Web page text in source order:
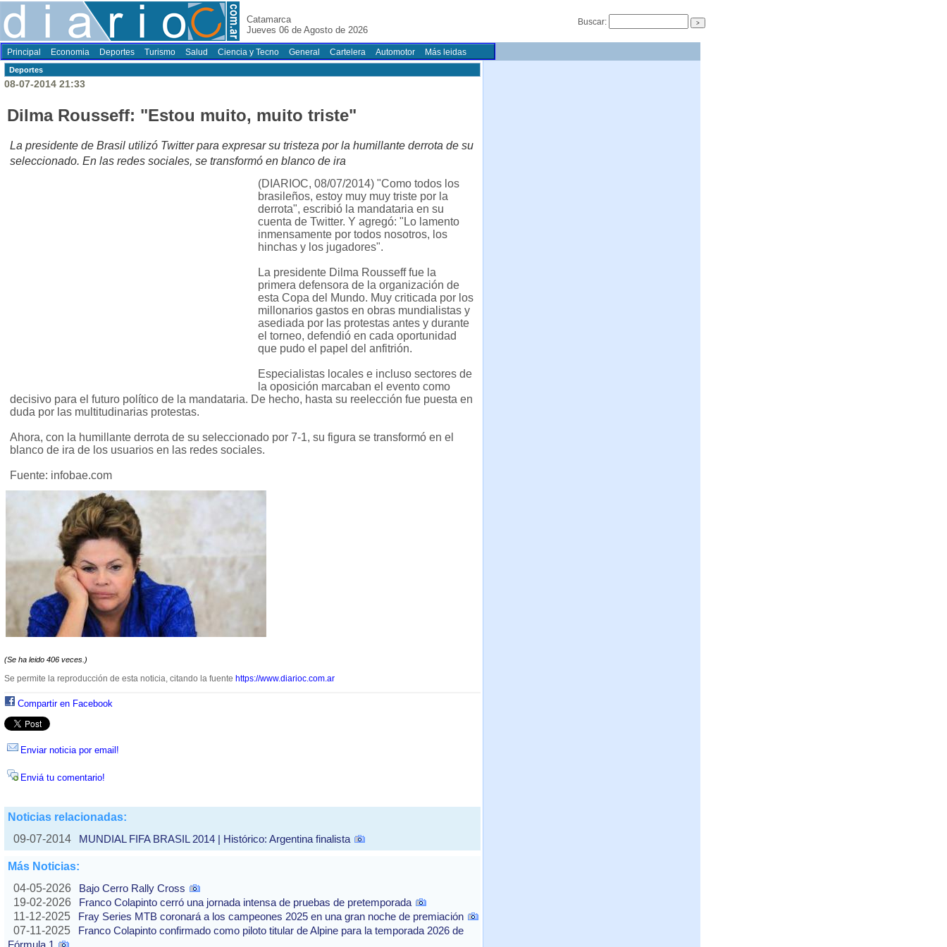
Catamarca
Jueves 06 de Agosto de 2026
Buscar:
Principal Economia Deportes Turismo Salud Ciencia y Tecno General Cartelera Automotor Más leidas
Deportes
08-07-2014 21:33
Dilma Rousseff: "Estou muito, muito triste"
La presidente de Brasil utilizó Twitter para expresar su tristeza por la humillante derrota de su
seleccionado. En las redes sociales, se transformó en blanco de ira
(DIARIOC, 08/07/2014) "Como todos los
brasileños, estoy muy muy triste por la
derrota", escribió la mandataria en su
cuenta de Twitter. Y agregó: "Lo lamento
inmensamente por todos nosotros, los
hinchas y los jugadores".
La presidente Dilma Rousseff fue la
primera defensora de la organización de
esta Copa del Mundo. Muy criticada por los
millonarios gastos en obras mundialistas y
asediada por las protestas antes y durante
el torneo, defendió en cada oportunidad
que pudo el papel del anfitrión.
Especialistas locales e incluso sectores de
la oposición marcaban el evento como
decisivo para el futuro político de la mandataria. De hecho, hasta su reelección fue puesta en
duda por las multitudinarias protestas.
Ahora, con la humillante derrota de su seleccionado por 7-1, su figura se transformó en el
blanco de ira de los usuarios en las redes sociales.
Fuente: infobae.com
(Se ha leido 406 veces.)
Se permite la reproducción de esta noticia, citando la fuente https://www.diarioc.com.ar
Compartir en Facebook
Enviar noticia por email!
Enviá tu comentario!
Noticias relacionadas:
09-07-2014
MUNDIAL FIFA BRASIL 2014 | Histórico: Argentina finalista
Más Noticias:
04-05-2026
Bajo Cerro Rally Cross
19-02-2026
Franco Colapinto cerró una jornada intensa de pruebas de pretemporada
11-12-2025
Fray Series MTB coronará a los campeones 2025 en una gran noche de premiación
07-11-2025
Franco Colapinto confirmado como piloto titular de Alpine para la temporada 2026 de